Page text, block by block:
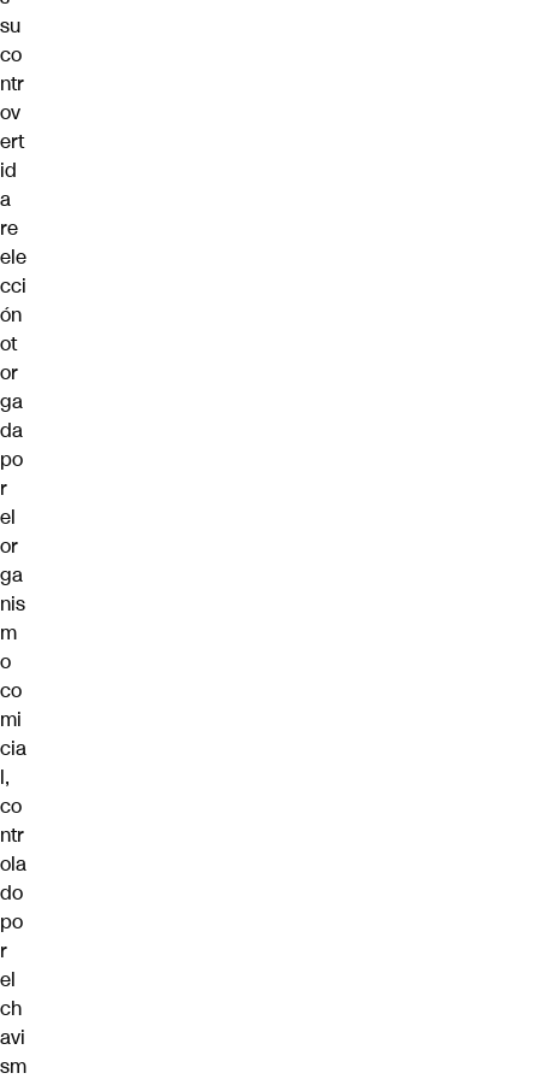
su
co
ntr
ov
ert
id
a
re
ele
cci
ón
ot
or
ga
da
po
r
el
or
ga
nis
m
o
co
mi
cia
l,
co
ntr
ola
do
po
r
el
ch
avi
sm